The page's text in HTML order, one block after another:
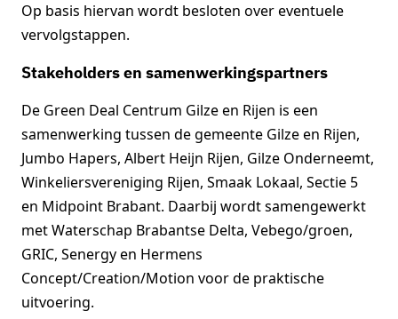
Op basis hiervan wordt besloten over eventuele
vervolgstappen.
Stakeholders en samenwerkingspartners
De Green Deal Centrum Gilze en Rijen is een
samenwerking tussen de gemeente Gilze en Rijen,
Jumbo Hapers, Albert Heijn Rijen, Gilze Onderneemt,
Winkeliersvereniging Rijen, Smaak Lokaal, Sectie 5
en Midpoint Brabant. Daarbij wordt samengewerkt
met Waterschap Brabantse Delta, Vebego/groen,
GRIC, Senergy en Hermens
Concept/Creation/Motion voor de praktische
uitvoering.